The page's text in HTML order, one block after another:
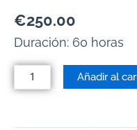
€250.00
Duración: 60 horas
Añadir al